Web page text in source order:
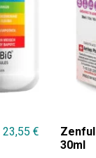
23,55 €
30ml